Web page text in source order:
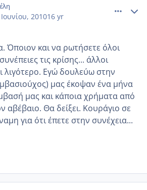
201016 yr
Όποιον και να ρωτήσετε όλοι
τις κρίσης... άλλοι
λιγότερο. Εγώ δουλεύω στην
μας έκοψαν ένα μήνα
μας και κάποια χρήματα από
αβέβαιο. Θα δείξει. Κουράγιο σε
για ότι έπετε στην συνέχεια...